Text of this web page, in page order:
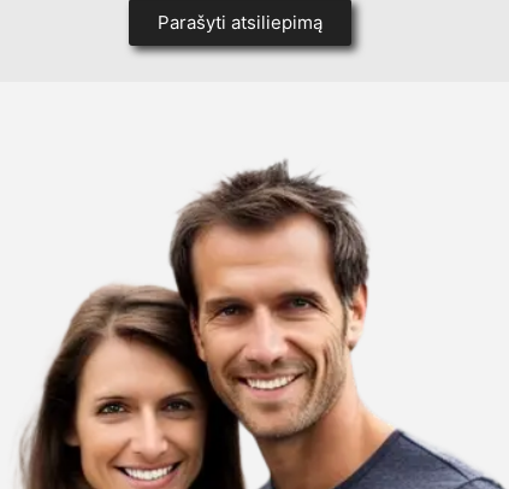
Parašyti atsiliepimą